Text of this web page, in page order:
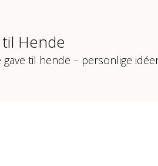
Hende
gave til hende – personlige